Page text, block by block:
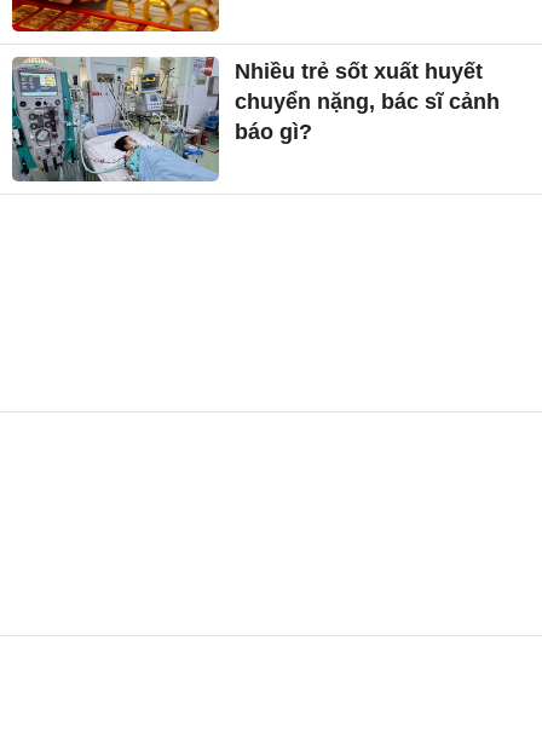
Nhiều trẻ sốt xuất huyết
chuyển nặng, bác sĩ cảnh
báo gì?